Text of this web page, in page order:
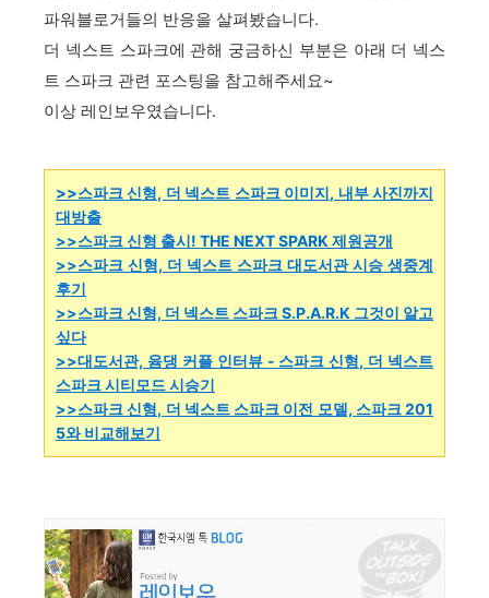
파워블로거들의 반응을 살펴봤습니다.
더 넥스트 스파크에 관해 궁금하신 부분은 아래 더 넥스
트 스파크 관련 포스팅을 참고해주세요~
이상 레인보우였습니다.
>>스파크 신형, 더 넥스트 스파크 이미지, 내부 사진까지
대방출
>>스파크 신형 출시! THE NEXT SPARK 제원공개
>>스파크 신형, 더 넥스트 스파크 대도서관 시승 생중계
후기
>>스파크 신형, 더 넥스트 스파크 S.P.A.R.K 그것이 알고
싶다
>>대도서관, 윰댕 커플 인터뷰 - 스파크 신형, 더 넥스트
스파크 시티모드 시승기
>>스파크 신형, 더 넥스트 스파크 이전 모델, 스파크 201
5와 비교해보기